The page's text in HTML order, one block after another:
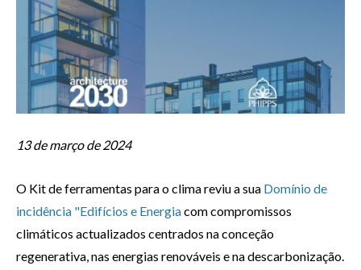
13 de março de 2024
O Kit de ferramentas para o clima reviu a sua Domínio de
incidência "Edifícios e Energiacom compromissos
climáticos actualizados centrados na conceção
regenerativa, nas energias renováveis e na descarbonização.